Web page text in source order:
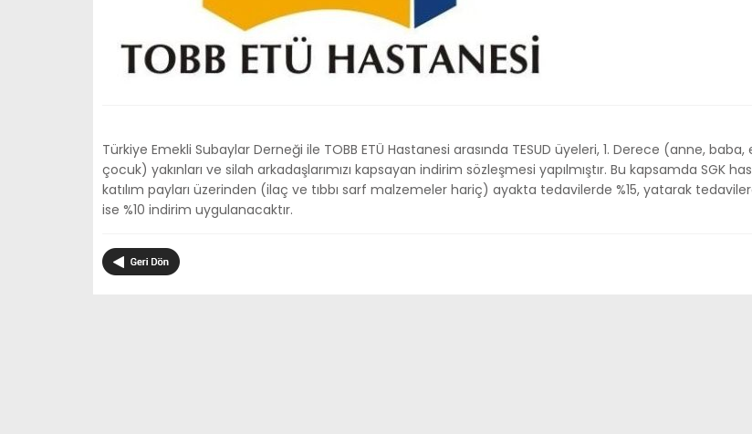
Türkiye Emekli Subaylar Derneği ile TOBB ETÜ Hastanesi arasında TESUD üyeleri, 1. Derece (anne, baba,
çocuk) yakınları ve silah arkadaşlarımızı kapsayan indirim sözleşmesi yapılmıştır. Bu kapsamda SGK
katılım payları üzerinden (ilaç ve tıbbı sarf malzemeler hariç) ayakta tedavilerde %15, yatarak
ise %10 indirim uygulanacaktır.